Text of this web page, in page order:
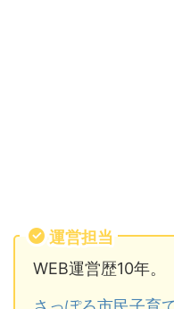
運営担当
WEB運営歴10年。